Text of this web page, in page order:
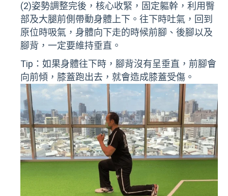
(2)姿勢調整完後，核心收緊，固定軀幹，利用臀
部及大腿前側帶動身體上下。往下時吐氣，回到
原位時吸氣，身體向下走的時候前腳、後腳以及
腳背，一定要維持垂直。
Tip：如果身體往下時，腳背沒有呈垂直，前腳會
向前傾，膝蓋跑出去，就會造成膝蓋受傷。